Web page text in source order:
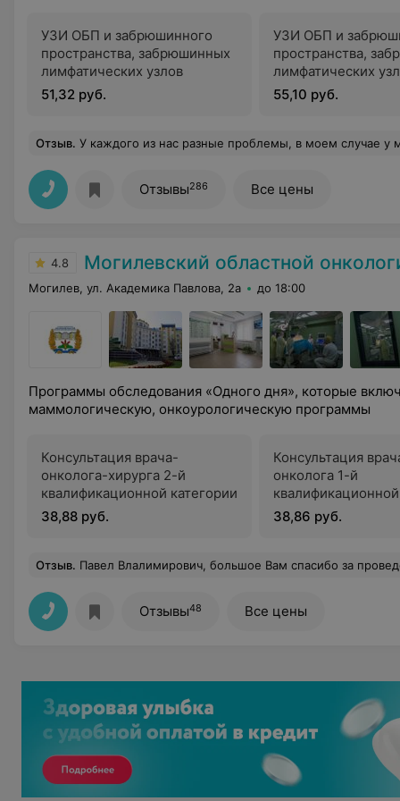
УЗИ ОБП и забрюшинного
пространства, забрюшинных
лимфатических узлов
51,32 руб.
УЗИ ОБП и
пространства,
лимфатических
определением
желчного пузыря)
55,10 руб.
Отзыв. У каждого из нас разные проблемы, в моем случае у меня проблемы с рукой. Онемение пальцев, сильная боль в плече. Где я только не была! И вот попала к Вальковской Т.В. Один
Отзывы286 Все цены
4.8 Могилевский областной
Могилев, ул. Академика Павлова, 2а до 18:00
Программы обследования «Одного дня», которые
маммологическую, онкоурологическую программы
Консультация врача-
онколога-хирурга 2-й
квалификационной категории
38,88 руб.
Консультация
онколога 1-й
38,86 руб.
Отзыв. Павел Влалимирович, большое Вам спасибо за проведенную опеоацию 10.07.2026 мне Усову Н.Н.. У вас действительно золотые руки. Дай Бог побольше таких специалиствов.
Отзывы48 Все цены